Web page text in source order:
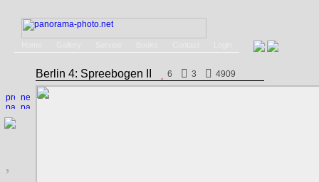
Berlin 4: Spreebogen II 6 3 4909